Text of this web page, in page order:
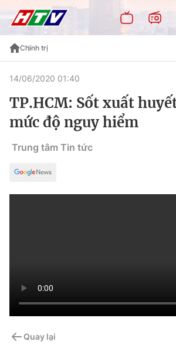
Chính trị
14/06/2020 01:40
TP.HCM: Sốt xuất
mức độ nguy hiểm
Trung tâm Tin tức
Quay lại